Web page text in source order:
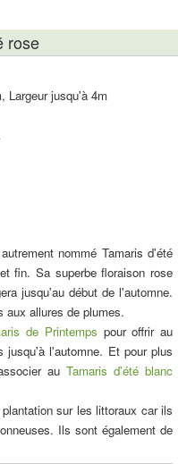
rose
Largeur jusqu'à 4m
nommé Tamaris d'été
fin. Sa superbe floraison rose
jusqu'au début de l'automne.
aux allures de plumes.
de Printemps pour offrir au
jusqu'à l'automne. Et pour plus
au Tamaris d'été blanc
sur les littoraux car ils
Ils sont également de